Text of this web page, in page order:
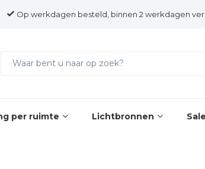
per ruimte Lichtbronnen Sale
Op werkdagen besteld, binnen 2 werkdagen